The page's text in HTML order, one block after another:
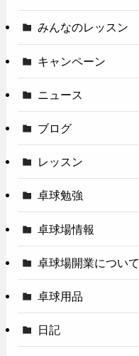
みんなのレッスン
キャンペーン
ニュース
ブログ
レッスン
卓球勉強
卓球場情報
卓球場開業について
卓球用品
日記